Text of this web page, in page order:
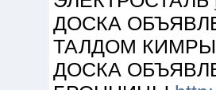
ДОСКА
ТАЛДОМ
ДОСКА